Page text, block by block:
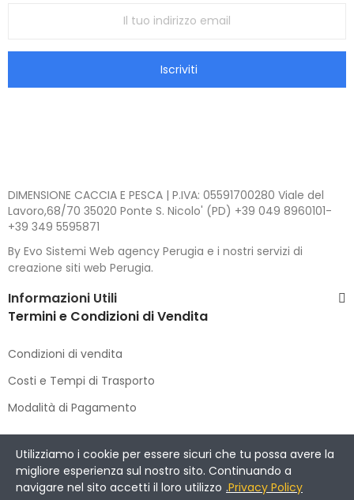
Iscriviti
DIMENSIONE CACCIA E PESCA | P.IVA: 05591700280 Viale del
Lavoro,68/70 35020 Ponte S. Nicolo' (PD) +39 049 8960101-
+39 349 5595871
By Evo Sistemi Web agency Perugia e i nostri servizi di
creazione siti web Perugia.
Informazioni Utili
Termini e Condizioni di Vendita
Condizioni di vendita
Costi e Tempi di Trasporto
Modalità di Pagamento
Copyright © 2021 DIMENSIONE CACCIA E PESCA. All Rights
Reserved.
Utilizziamo i cookie per essere sicuri che tu possa avere la
migliore esperienza sul nostro sito. Continuando a
navigare nel sito accetti il loro utilizzo .Privacy Policy